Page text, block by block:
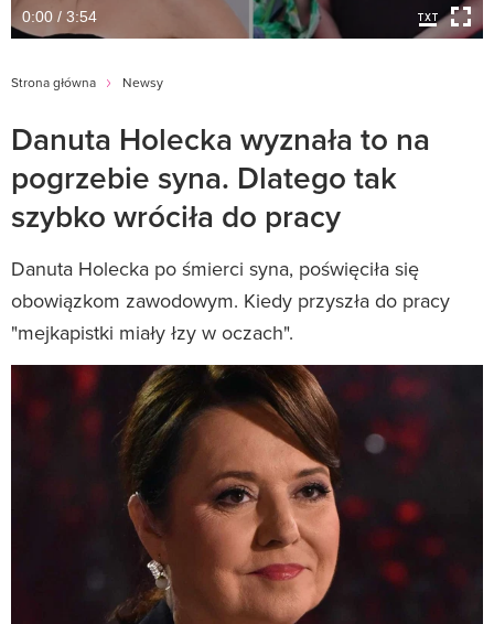
0:00 / 3:54
Strona główna Newsy
Danuta Holecka wyznała to na
pogrzebie syna. Dlatego tak
szybko wróciła do pracy
Danuta Holecka po śmierci syna, poświęciła się
obowiązkom zawodowym. Kiedy przyszła do pracy
"mejkapistki miały łzy w oczach".